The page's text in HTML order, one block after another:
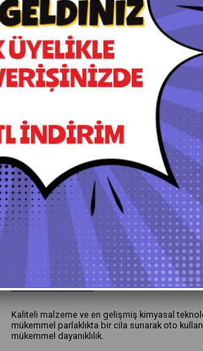
Soft99 Kiwami Aşırı Parlak
Orijinal Ürün - Yetkili Satıcı - Hızlı Kargo
₺1.200,00
Havale ile Ödeme
₺1.140,00
Daha Fazla Katı Waxlar
Ürün Özellikleri Yorumlar(0)
Kaliteli malzeme ve en gelişmiş kimyasal
mükemmel parlaklıkta bir cila sunarak oto
mükemmel dayanıklılık.